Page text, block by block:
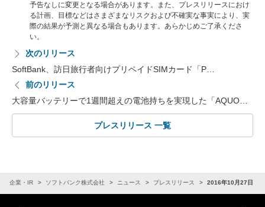
予告なしに変更となる場合があります。また、プレスリリースにおけ
る計画、目標などはさまざまなリスクおよび不確実な事実により、実
際の結果が予測と異なる場合もあります。あらかじめご了承くださ
い。
次のリリース
SoftBank、訪日旅行者向けプリペイドSIMカード「P…
前のリリース
大容量バッテリーで1週間超えの電池持ちを実現した「AQUO…
プレスリリース 一覧
企業・IR ソフトバンク株式会社 ニュース プレスリリース 2016年10月27日